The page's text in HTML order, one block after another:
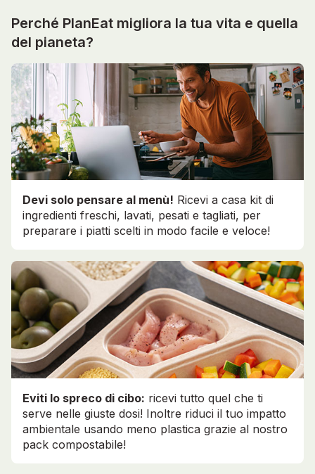
Perché PlanEat migliora la tua vita e quella
del pianeta?
Devi solo pensare al menù! Ricevi a casa kit di
ingredienti freschi, lavati, pesati e tagliati, per
preparare i piatti scelti in modo facile e veloce!
Eviti lo spreco di cibo: ricevi tutto quel che ti
serve nelle giuste dosi! Inoltre riduci il tuo impatto
ambientale usando meno plastica grazie al nostro
pack compostabile!